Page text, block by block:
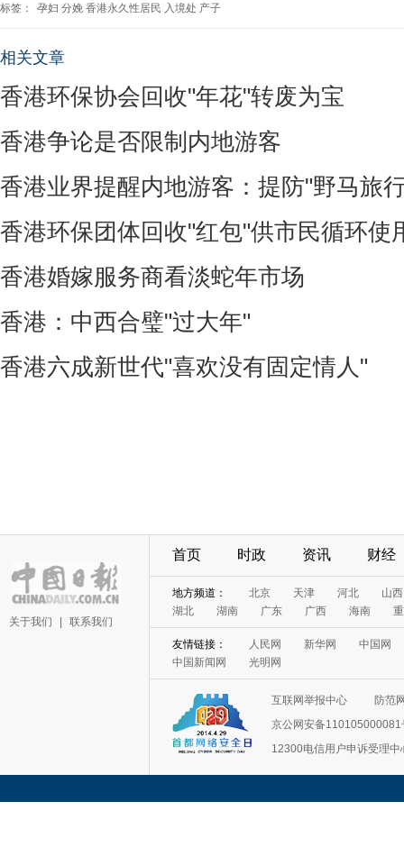
标签： 孕妇 分娩 香港永久性居民 入境处 产子
相关文章
香港环保协会回收"年花"转废为宝
香港争论是否限制内地游客
香港业界提醒内地游客：提防"野马旅
香港环保团体回收"红包"供市民循环使
香港婚嫁服务商看淡蛇年市场
香港：中西合璧"过大年"
香港六成新世代"喜欢没有固定情人"
关于我们 联系我们
首页 时政 资讯 财经
地方频道： 北京 天津 河北
山西
湖北
湖南 广东 广西 海南
友情链接： 人民网 新华网
中国网
中国新闻网
光明网
互联网举报中心
防范
京公网安备110105000081
12300电信用户申诉受理中